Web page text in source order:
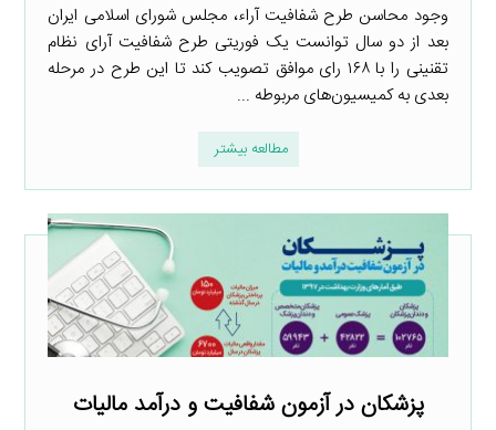
وجود محاسن طرح شفافیت آراء، مجلس شورای اسلامی ایران
بعد از دو سال توانست یک فوریتی طرح شفافیت آرای نظام
تقنینی را با ۱۶۸ رای موافق تصویب کند تا این طرح در مرحله
بعدی به کمیسیون‌های مربوطه ...
مطالعه بیشتر
پزشکان در آزمون شفافیت و درآمد مالیات